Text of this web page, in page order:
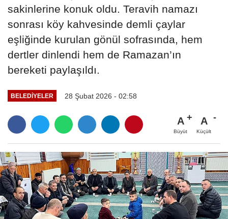
sakinlerine konuk oldu. Teravih namazı
sonrası köy kahvesinde demli çaylar
eşliğinde kurulan gönül sofrasında, hem
dertler dinlendi hem de Ramazan’ın
bereketi paylaşıldı.
BELEDIYELER 28 Şubat 2026 - 02:58
A
Büyüt
A
Küçült